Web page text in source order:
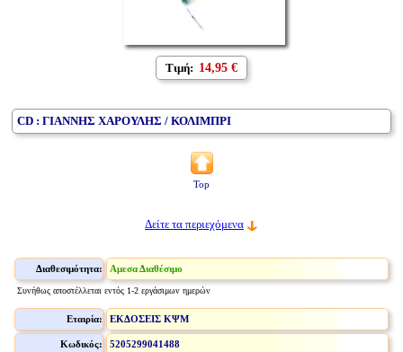
Τιμή: 14,95 €
CD : ΓΙΑΝΝΗΣ ΧΑΡΟΥΛΗΣ / ΚΟΛΙΜΠΡΙ
Top
Δείτε τα περιεχόμενα
Διαθεσιμότητα: Αμεσα Διαθέσιμο
Συνήθως αποστέλλεται εντός 1-2 εργάσιμων ημερών
Εταιρία: ΕΚΔΟΣΕΙΣ ΚΨΜ
Κωδικός: 5205299041488